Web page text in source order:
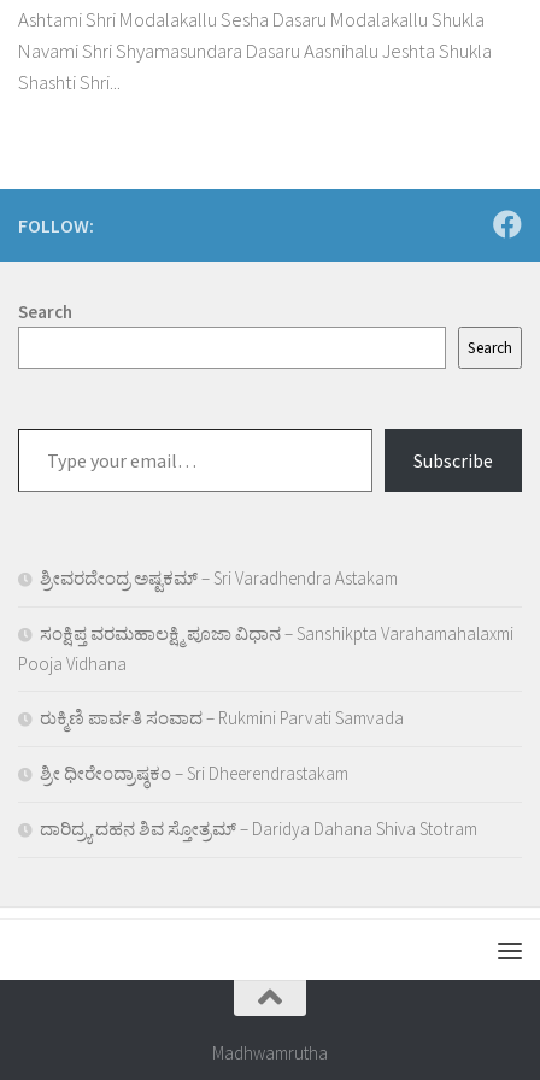
Ashtami Shri Modalakallu Sesha Dasaru Modalakallu Shukla
Navami Shri Shyamasundara Dasaru Aasnihalu Jeshta Shukla
Shashti Shri...
FOLLOW:
Search
Search
your
email…
Subscribe
ಶ್ರೀವರದೇಂದ್ರ ಅಷ್ಟಕಮ್ – Sri Varadhendra Astakam
ಸಂಕ್ಷಿಪ್ತ ವರಮಹಾಲಕ್ಷ್ಮಿ ಪೂಜಾ ವಿಧಾನ – Sanshikpta Varahamahalaxmi
Pooja Vidhana
ರುಕ್ಮಿಣಿ ಪಾರ್ವತಿ ಸಂವಾದ – Rukmini Parvati Samvada
ಶ್ರೀ ಧೀರೇಂದ್ರಾಷ್ಠಕಂ – Sri Dheerendrastakam
ದಾರಿದ್ರ್ಯ ದಹನ ಶಿವ ಸ್ತೋತ್ರಮ್ – Daridya Dahana Shiva Stotram
Madhwamrutha